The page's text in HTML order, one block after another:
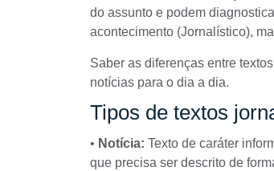
do assunto e podem
acontecimento (Jornalístico),
Saber as diferenças entre
notícias para o dia a dia.
Tipos de textos
• Notícia: Texto de caráter
que precisa ser descrito de